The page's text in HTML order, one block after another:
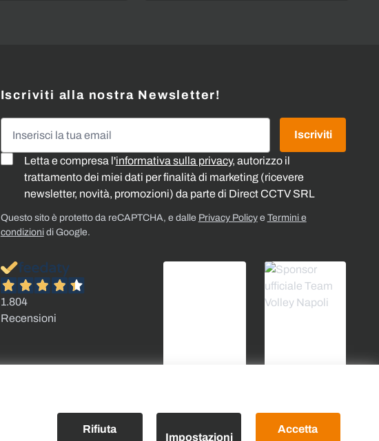
Accetta
Rifiuta
Impostazioni
Iscriviti alla nostra Newsletter!
Letta e compresa l'informativa sulla privacy, autorizzo il
trattamento dei miei dati per finalità di marketing (ricevere
newsletter, novità, promozioni) da parte di Direct CCTV SRL
Iscriviti
Questo sito è protetto da reCAPTCHA, e dalle Privacy Policye Termini e
condizionidi Google.
1.804
Recensioni